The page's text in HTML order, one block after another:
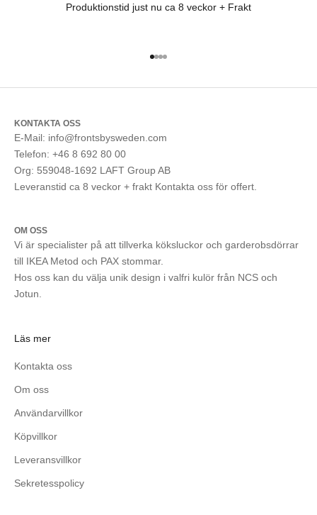
Produktionstid just nu ca 8 veckor + Frakt
Gå till 1
Gå till 2
Gå till 3
Gå till 4
KONTAKTA OSS
E-Mail: info@frontsbysweden.com
Telefon: +46 8 692 80 00
Org: 559048-1692 LAFT Group AB
Leveranstid ca 8 veckor + frakt Kontakta oss för offert.
OM OSS
Vi är specialister på att tillverka köksluckor och garderobsdörrar
till IKEA Metod och PAX stommar.
Hos oss kan du välja unik design i valfri kulör från NCS och
Jotun.
Läs mer
Kontakta oss
Om oss
Användarvillkor
Köpvillkor
Leveransvillkor
Sekretesspolicy